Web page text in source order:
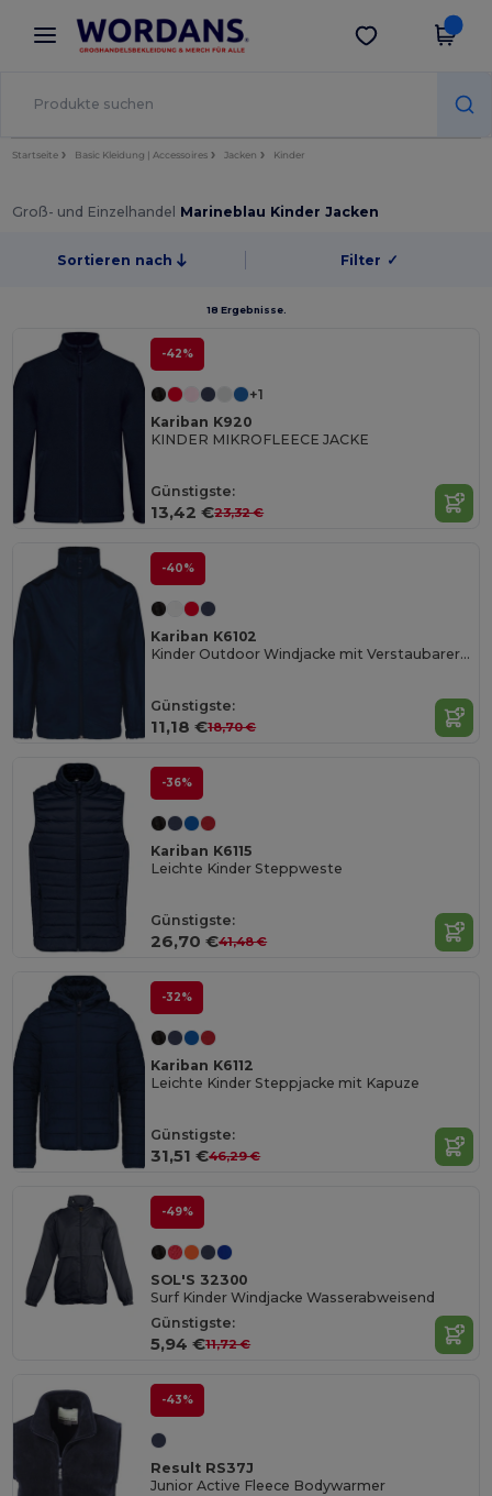
× Wordans App
Bessere Preise in der App!
App holen
Startseite Basic Kleidung | Accessoires Jacken Kinder
Groß- und Einzelhandel Marineblau Kinder Jacken
Sortieren nach Filter ✓
18 Ergebnisse.
-42%
+1
Kariban K920
KINDER MIKROFLEECE JACKE
Günstigste:
13,42 €23,32 €
-40%
Kariban K6102
Kinder Outdoor Windjacke mit Verstaubarer Kapuze
Günstigste:
11,18 €18,70 €
-36%
Kariban K6115
Leichte Kinder Steppweste
Günstigste:
26,70 €41,48 €
-32%
Kariban K6112
Leichte Kinder Steppjacke mit Kapuze
Günstigste:
31,51 €46,29 €
-49%
SOL'S 32300
Surf Kinder Windjacke Wasserabweisend
Günstigste:
5,94 €11,72 €
-43%
Result RS37J
Junior Active Fleece Bodywarmer